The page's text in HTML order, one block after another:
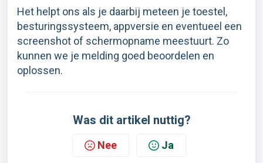
Het helpt ons als je daarbij meteen je toestel,
besturingssysteem, appversie en eventueel een
screenshot of schermopname meestuurt. Zo
kunnen we je melding goed beoordelen en
oplossen.
Was dit artikel nuttig?
Nee Ja